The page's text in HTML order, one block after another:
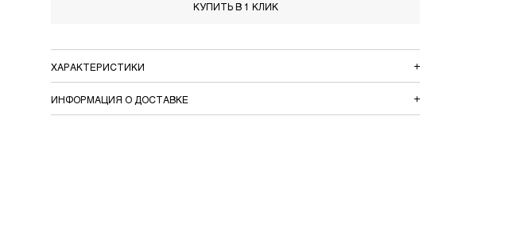
КУПИТЬ В 1 КЛИК
ХАРАКТЕРИСТИКИ
ИНФОРМАЦИЯ О ДОСТАВКЕ